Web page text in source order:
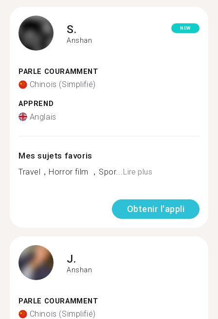
S.
Anshan
NEW
PARLE COURAMMENT
Chinois (Simplifié)
APPREND
Anglais
Mes sujets favoris
Travel，Horror film ，Spor... Lire plus
Obtenir l'appli
J.
Anshan
PARLE COURAMMENT
Chinois (Simplifié)